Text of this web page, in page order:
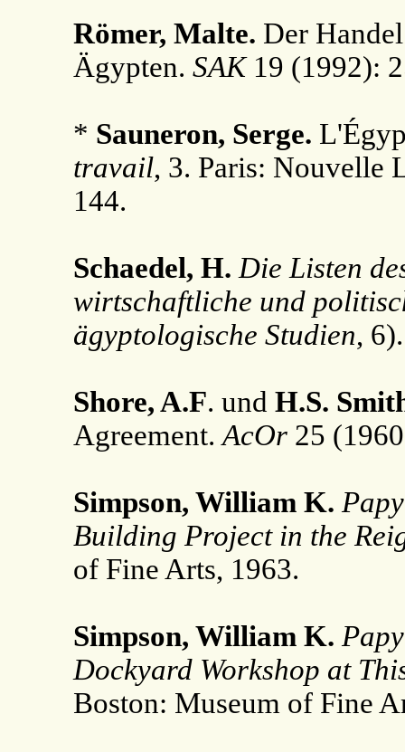
Römer, Malte. Der
Ägypten. SAK19 (1992):
* Sauneron, Serge.
travail, 3. Paris: Nouvelle
144.
Schaedel, H. Die Listen
wirtschaftliche und
ägyptologische Studien,
Shore, A.F. und H.S.
Agreement.AcOr25
Simpson, William K.
Building Project in the
of Fine Arts, 1963.
Simpson, William K.
Dockyard Workshop at
Boston: Museum of Fine